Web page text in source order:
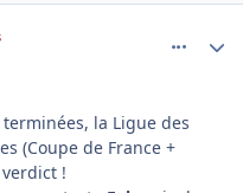
la Ligue des
(Coupe de France +
!